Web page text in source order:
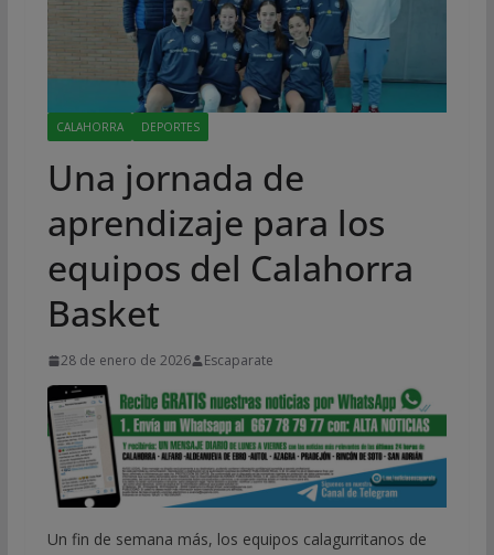
CALAHORRA DEPORTES
Una jornada de
aprendizaje para los
equipos del Calahorra
Basket
28 de enero de 2026 Escaparate
Un fin de semana más, los equipos calagurritanos de